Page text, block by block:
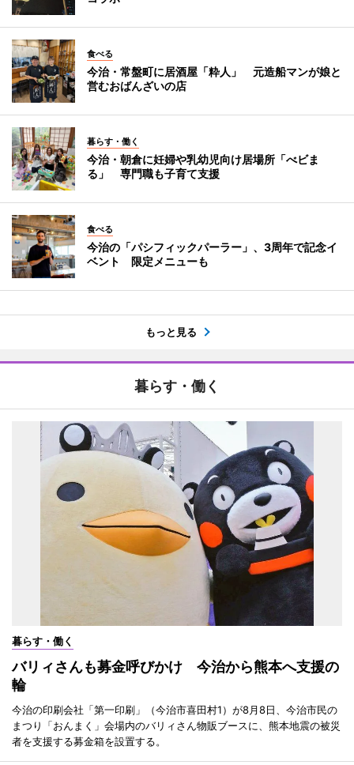
食べる
今治・常盤町に居酒屋「粋人」 元造船マンが娘と
営むおばんざいの店
暮らす・働く
今治・朝倉に妊婦や乳幼児向け居場所「べビま
る」 専門職も子育て支援
食べる
今治の「パシフィックパーラー」、3周年で記念イ
ベント 限定メニューも
もっと見る
暮らす・働く
暮らす・働く
バリィさんも募金呼びかけ 今治から熊本へ支援の
輪
今治の印刷会社「第一印刷」（今治市喜田村1）が8月8日、今治市民の
まつり「おんまく」会場内のバリィさん物販ブースに、熊本地震の被災
者を支援する募金箱を設置する。